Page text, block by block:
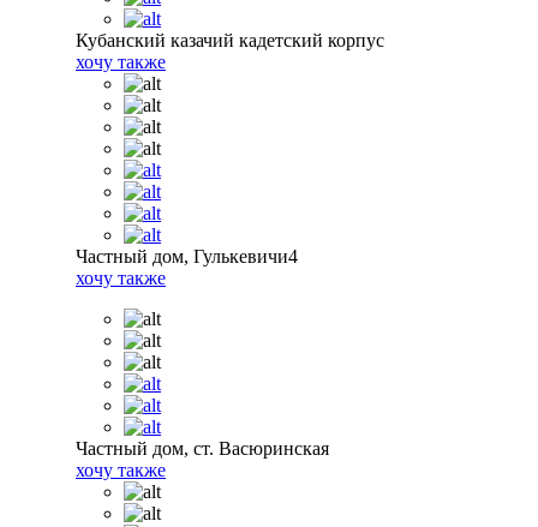
Кубанский казачий кадетский корпус
хочу также
Частный дом, Гулькевичи4
хочу также
Частный дом, ст. Васюринская
хочу также